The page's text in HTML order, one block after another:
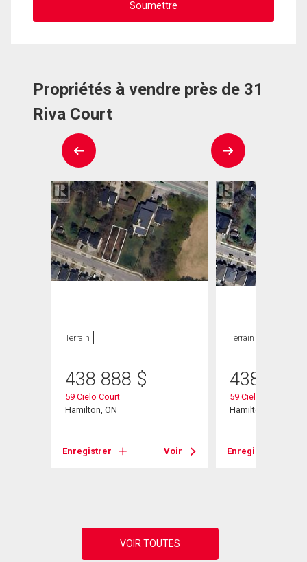
Propriétés à vendre près de 31
Riva Court
Terrain
438 888 $
59 Cielo Court
Hamilton, ON
Enregistrer Voir
Terrain
438 888
59 Cielo Court
Hamilton, ON
Enregistrer